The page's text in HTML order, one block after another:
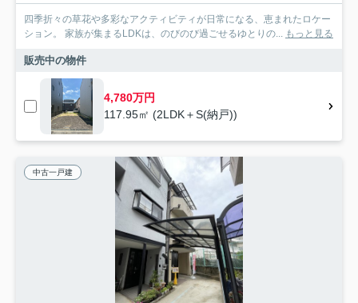
四季折々の草花や多彩なアクティビティが日常になる、恵まれたロケー
ション。 家族が集まるLDKは、のびのび過ごせるゆとりの... もっと見る
販売中の物件
4,780万円
117.95㎡ (2LDK＋S(納戸))
中古一戸建